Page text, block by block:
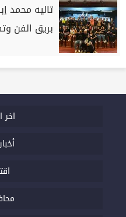
تاليه محمد
بريق الفن
اخر